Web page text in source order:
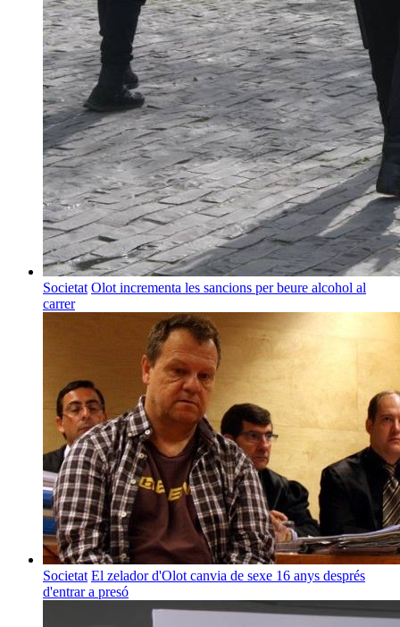
Societat Olot incrementa les sancions per beure alcohol al
carrer
Societat El zelador d'Olot canvia de sexe 16 anys després
d'entrar a presó